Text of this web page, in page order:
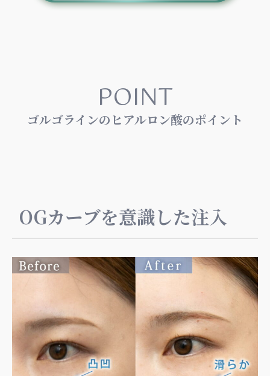
POINT
ゴルゴラインのヒアルロン酸のポイント
OGカーブを意識した注入